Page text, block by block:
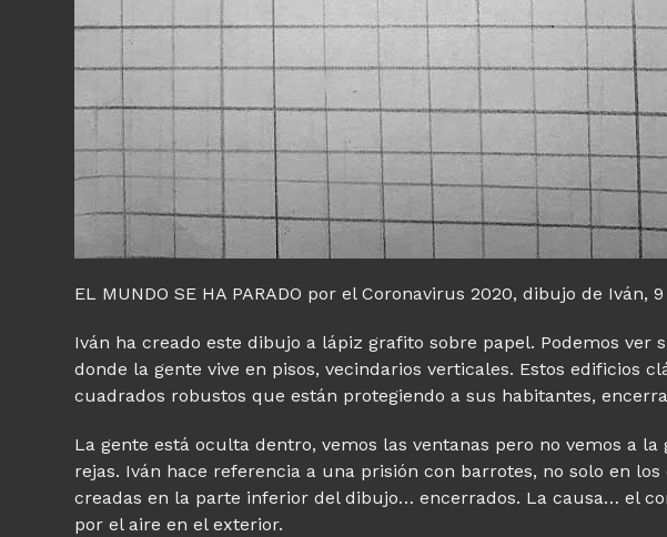
EL MUNDO SE HA PARADO por el Coronavirus 2020, dibujo de Iván, 9
Iván ha creado este dibujo a lápiz grafito sobre papel. Podemos ver
donde la gente vive en pisos, vecindarios verticales. Estos edificios
cuadrados robustos que están protegiendo a sus habitantes,
La gente está oculta dentro, vemos las ventanas pero no vemos a
rejas. Iván hace referencia a una prisión con barrotes, no solo en
creadas en la parte inferior del dibujo… encerrados. La causa… el
por el aire en el exterior.